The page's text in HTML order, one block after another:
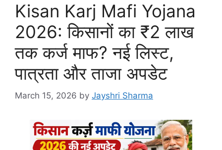
Kisan Karj Mafi Yojana
2026: किसानों का ₹2 लाख
तक कर्ज माफ? नई लिस्ट,
पात्रता और ताजा अपडेट
March 15, 2026 by Jayshri Sharma